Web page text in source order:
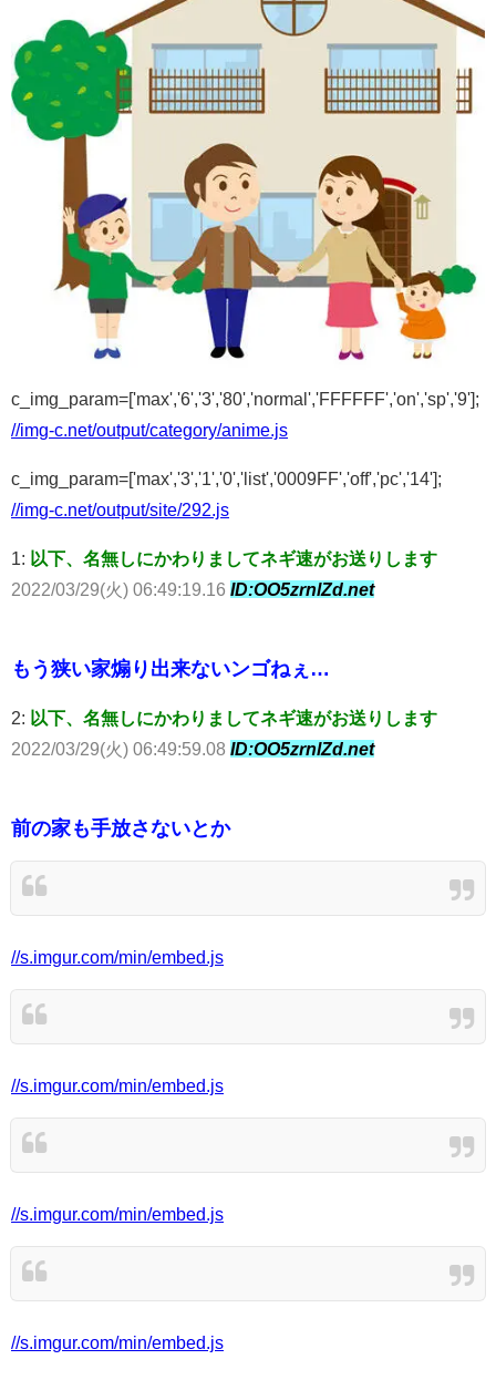
c_img_param=['max','6','3','80','normal','FFFFFF','on','sp','9'];
//img-c.net/output/category/anime.js
c_img_param=['max','3','1','0','list','0009FF','off','pc','14'];
//img-c.net/output/site/292.js
1: 以下、名無しにかわりましてネギ速がお送りします
2022/03/29(火) 06:49:19.16 ID:OO5zrnlZd.net
もう狭い家煽り出来ないンゴねぇ…
2: 以下、名無しにかわりましてネギ速がお送りします
2022/03/29(火) 06:49:59.08 ID:OO5zrnlZd.net
前の家も手放さないとか
//s.imgur.com/min/embed.js
//s.imgur.com/min/embed.js
//s.imgur.com/min/embed.js
//s.imgur.com/min/embed.js